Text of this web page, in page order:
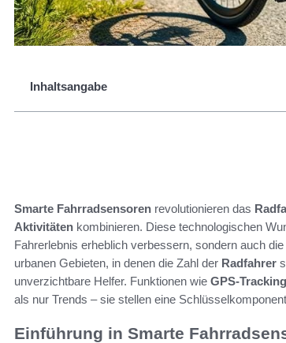
Inhaltsangabe
Smarte Fahrradsensoren revolutionieren das
Aktivitäten kombinieren. Diese technologischen
Fahrerlebnis erheblich verbessern, sondern auch
urbanen Gebieten, in denen die Zahl der Radfahrer
unverzichtbare Helfer. Funktionen wie GPS-Tracking
als nur Trends – sie stellen eine
Einführung in Smarte